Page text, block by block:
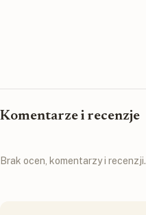
Komentarze i recenzje
Brak ocen, komentarzy i recenzji.